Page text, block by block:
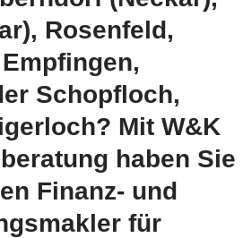
Rosenfeld,
Schopfloch,
Mit W&K
haben Sie
Finanz- und
für